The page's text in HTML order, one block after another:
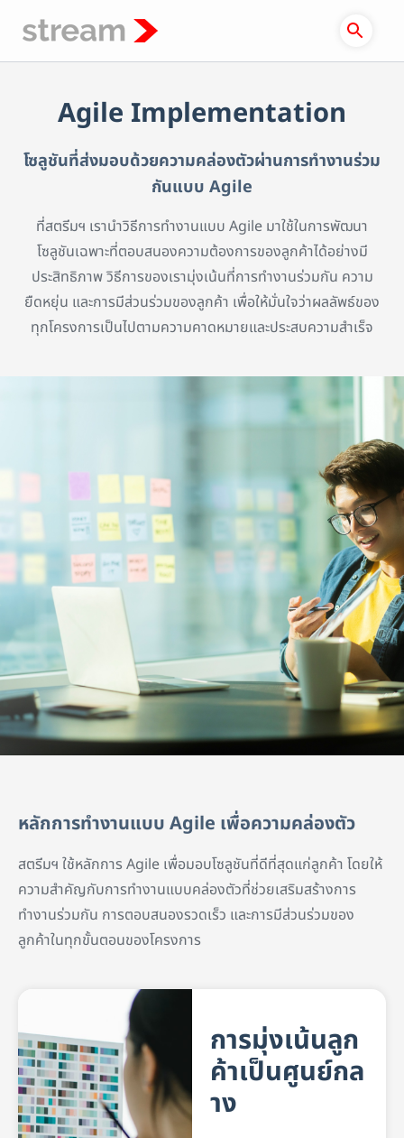
content
Agile Implementation
โซลูชันที่ส่งมอบด้วยความคล่องตัวผ่านการทำงานร่วม
กันแบบ Agile
ที่สตรีมฯ เรานำวิธีการทำงานแบบ Agile มาใช้ในการพัฒนา
โซลูชันเฉพาะที่ตอบสนองความต้องการของลูกค้าได้อย่างมี
ประสิทธิภาพ วิธีการของเรามุ่งเน้นที่การทำงานร่วมกัน ความ
ยืดหยุ่น และการมีส่วนร่วมของลูกค้า เพื่อให้มั่นใจว่าผลลัพธ์ของ
ทุกโครงการเป็นไปตามความคาดหมายและประสบความสำเร็จ
หลักการทำงานแบบ Agile เพื่อความคล่องตัว
สตรีมฯ ใช้หลักการ Agile เพื่อมอบโซลูชันที่ดีที่สุดแก่ลูกค้า โดยให้
ความสำคัญกับการทำงานแบบคล่องตัวที่ช่วยเสริมสร้างการ
ทำงานร่วมกัน การตอบสนองรวดเร็ว และการมีส่วนร่วมของ
ลูกค้าในทุกขั้นตอนของโครงการ
การมุ่งเน้นลูก
ค้าเป็นศูนย์กล
าง